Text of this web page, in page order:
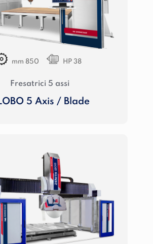
mm 850 HP 38
Fresatrici 5 assi
5 Axis / Blade